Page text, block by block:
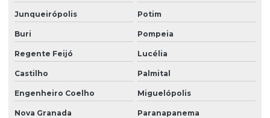
Junqueirópolis Potim
Buri Pompeia
Regente Feijó Lucélia
Castilho Palmital
Engenheiro Coelho Miguelópolis
Nova Granada Paranapanema